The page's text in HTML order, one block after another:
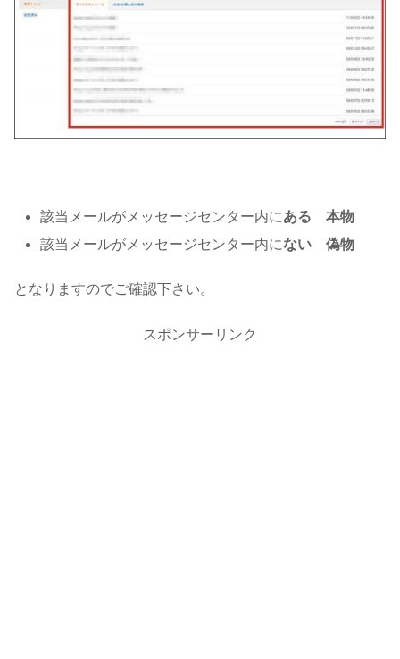
該当メールがメッセージセンター内にある 本物
該当メールがメッセージセンター内にない 偽物
となりますのでご確認下さい。
スポンサーリンク